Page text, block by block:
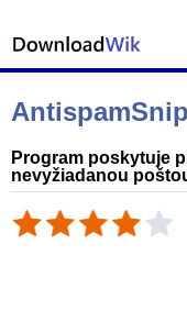
Program poskytuje
nevyžiadanou